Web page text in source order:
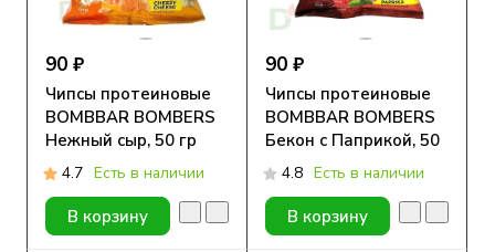
90 ₽
Чипсы протеиновые
BOMBBAR BOMBERS
Нежный сыр, 50 гр
4.7 Есть в наличии
В корзину
90 ₽
Чипсы протеиновые
BOMBBAR BOMBERS
Бекон с Паприкой, 50
гр 4.8 Есть в наличии
В корзину